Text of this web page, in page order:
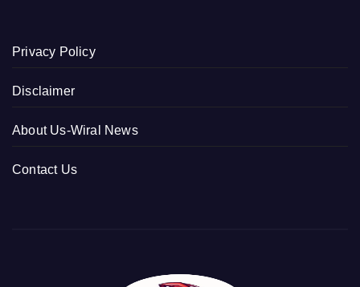
Privacy Policy
Disclaimer
About Us-Wiral News
Contact Us